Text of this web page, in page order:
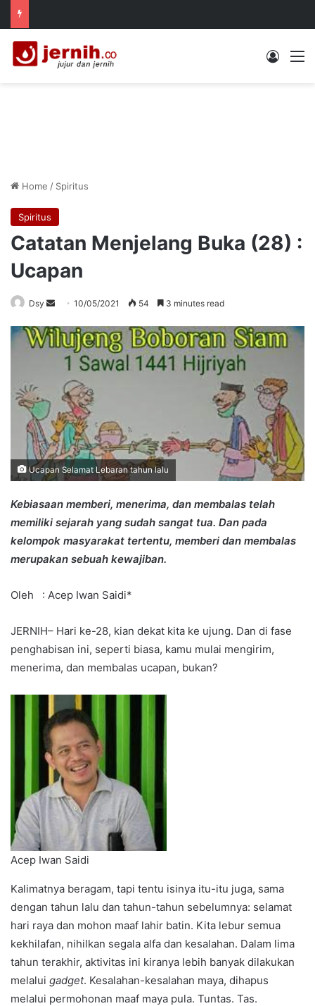
Log In
Home / Spiritus
Spiritus
Catatan Menjelang Buka (28) :
Ucapan
Dsy
Send
email
10/05/2021 54 3 minutes read
Ucapan Selamat Lebaran tahun lalu
Kebiasaan memberi, menerima, dan membalas telah
memiliki sejarah yang sudah sangat tua. Dan pada
kelompok masyarakat tertentu, memberi dan membalas
merupakan sebuah kewajiban.
Oleh : Acep Iwan Saidi*
JERNIH– Hari ke-28, kian dekat kita ke ujung. Dan di fase
penghabisan ini, seperti biasa, kamu mulai mengirim,
menerima, dan membalas ucapan, bukan?
Acep Iwan Saidi
Kalimatnya beragam, tapi tentu isinya itu-itu juga, sama
dengan tahun lalu dan tahun-tahun sebelumnya: selamat
hari raya dan mohon maaf lahir batin. Kita lebur semua
kekhilafan, nihilkan segala alfa dan kesalahan. Dalam lima
tahun terakhir, aktivitas ini kiranya lebih banyak dilakukan
melalui gadget. Kesalahan-kesalahan maya, dihapus
melalui permohonan maaf maya pula. Tuntas. Tas.